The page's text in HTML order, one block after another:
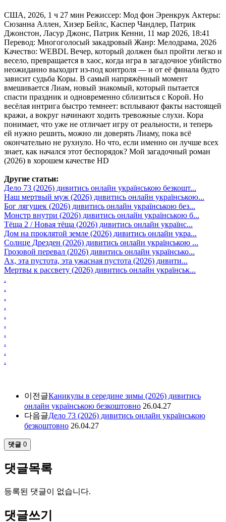
США, 2026, 1 ч 27 мин Режиссер: Мод фон Эренкрук Актеры:
Сюзанна Аллен, Хизер Бейлс, Каспер Чандлер, Патрик
Джонстон, Ласур Джонс, Патрик Кенни, 11 мар 2026, 18:41
Перевод: Многоголосый закадровый Жанр: Мелодрама, 2026
Качество: WEBDL Вечер, который должен был пройти легко и
весело, превращается в хаос, когда игра в загадочное убийство
неожиданно выходит из-под контроля — и от её финала будто
зависит судьба Коры. В самый напряжённый момент
вмешивается Лиам, новый знакомый, который пытается
спасти праздник и одновременно сблизиться с Корой. Но
весёлая интрига быстро темнеет: всплывают факты настоящей
кражи, а вокруг начинают ходить тревожные слухи. Кора
понимает, что уже не отличает игру от реальности, и теперь
ей нужно решить, можно ли доверять Лиаму, пока всё
окончательно не рухнуло. Но что, если именно он лучше всех
знает, как начался этот беспорядок? Мой загадочный роман
(2026) в хорошем качестве HD
Другие статьи:
Дело 73 (2026) дивитись онлайн українською безкошт...
Наш мертвый муж (2026) дивитись онлайн українською...
Бог лягушек (2026) дивитись онлайн українською без...
Монстр внутри (2026) дивитись онлайн українською б...
Тёща 2 / Новая тёща (2026) дивитись онлайн українс...
Дом на проклятой земле (2026) дивитись онлайн укра...
Солнце Дрезден (2026) дивитись онлайн українською ...
Грозовой перевал (2026) дивитись онлайн українсько...
Ах, эта пустота, эта ужасная пустота (2026) дивити...
Мертвы к рассвету (2026) дивитись онлайн українськ...
.
.
.
.
.
.
.
.
.
.
이전글Каникулы в середине зимы (2026) дивитись
онлайн українською безкоштовно 26.04.27
다음글Дело 73 (2026) дивитись онлайн українською
безкоштовно 26.04.27
댓글 0
댓글목록
등록된 댓글이 없습니다.
댓글쓰기